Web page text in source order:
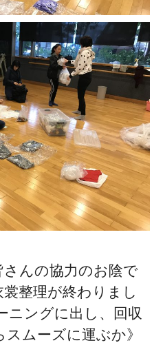
んの協力のお陰で
整理が終わりまし
ニングに出し、回収
ムーズに運ぶか》